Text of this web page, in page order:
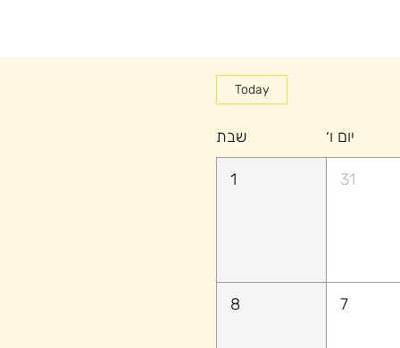
Today
יום ו׳ שבת
31
1
7
8